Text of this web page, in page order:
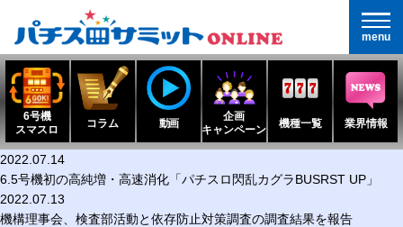
menu
6号機
スマスロ
コラム 動画
企画
キャンペーン
機種一覧 業界情報
2022.07.14
6.5号機初の高純増・高速消化「パチスロ閃乱カグラBUSRST UP」
2022.07.13
機構理事会、検査部活動と依存防止対策調査の調査結果を報告